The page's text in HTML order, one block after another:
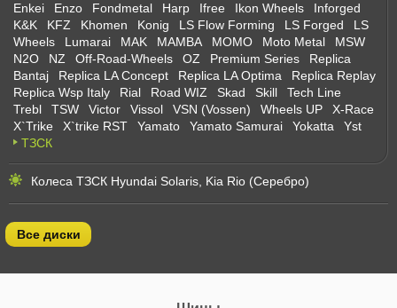
Enkei
Enzo Fondmetal Harp Ifree Ikon Wheels
Inforged
K&K
KFZ Khomen Konig LS Flow Forming LS Forged
LS
Wheels
Lumarai MAK MAMBA MOMO Moto Metal
MSW
N2O
NZ Off-Road-Wheels OZ Premium Series
Replica
Bantaj
Replica LA Concept Replica LA Optima
Replica Replay
Replica Wsp Italy
Rial Road WIZ Skad Skill
Tech Line
Trebl
TSW Victor Vissol VSN (Vossen) Wheels UP
X-Race
X`Trike
X`trike RST Yamato Yamato Samurai Yokatta
Yst
ТЗСК
Колеса ТЗСК Hyundai Solaris, Kia Rio (Серебро)
Все диски